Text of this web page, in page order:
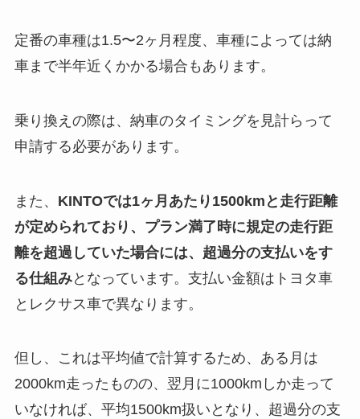
定番の車種は1.5〜2ヶ月程度、車種によっては納
車まで半年近くかかる場合もあります。
乗り換えの際は、納車のタイミングを見計らって
申請する必要があります。
また、 KINTOでは1ヶ月あたり1500kmと走行距離
が定められており、プラン満了時に規定の走行距
離を超過していた場合には、超過分の支払いをす
る仕組みとなっています。支払い金額はトヨタ車
とレクサス車で異なります。
但し、これは平均値で計算するため、ある月は
2000km走ったものの、翌月に1000kmしか走って
いなければ、平均1500km扱いとなり、超過分の支